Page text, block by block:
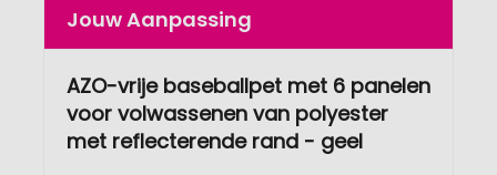
Jouw Aanpassing
AZO-vrije baseballpet met 6 panelen
voor volwassenen van polyester
met reflecterende rand - geel